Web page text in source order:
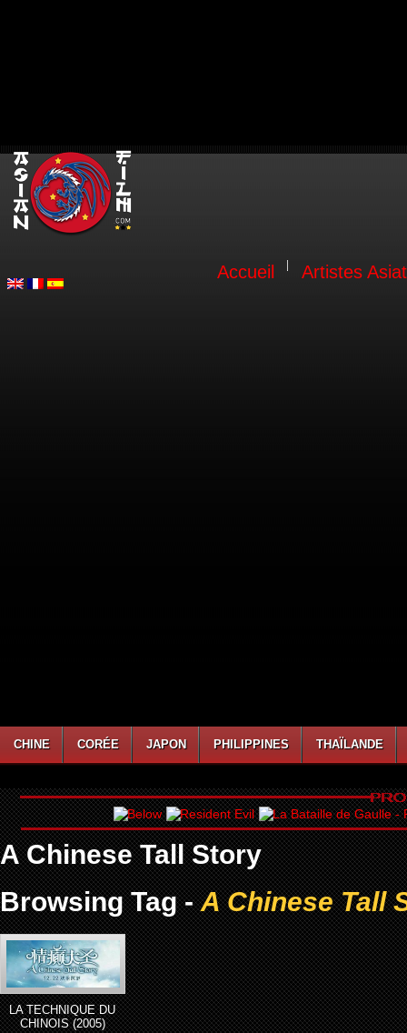
Accueil Artistes
CHINE CORÉE JAPON PHILIPPINES THAÏLANDE
A Chinese Tall Story
Browsing Tag -A Chinese Tall
LA TECHNIQUE DU
CHINOIS (2005)